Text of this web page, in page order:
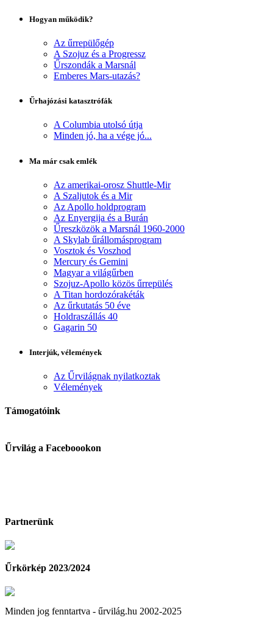
Hogyan működik?
Az űrrepülőgép
A Szojuz és a Progressz
Űrszondák a Marsnál
Emberes Mars-utazás?
Űrhajózási katasztrófák
A Columbia utolsó útja
Minden jó, ha a vége jó...
Ma már csak emlék
Az amerikai-orosz Shuttle-Mir
A Szaljutok és a Mir
Az Apollo holdprogram
Az Enyergija és a Burán
Űreszközök a Marsnál 1960-2000
A Skylab űrállomásprogram
Vosztok és Voszhod
Mercury és Gemini
Magyar a világűrben
Szojuz-Apollo közös űrrepülés
A Titan hordozórakéták
Az űrkutatás 50 éve
Holdraszállás 40
Gagarin 50
Interjúk, vélemények
Az Űrvilágnak nyilatkoztak
Vélemények
Támogatóink
Űrvilág a Faceboookon
Partnerünk
Űrkörkép 2023/2024
Minden jog fenntartva - űrvilág.hu 2002-2025